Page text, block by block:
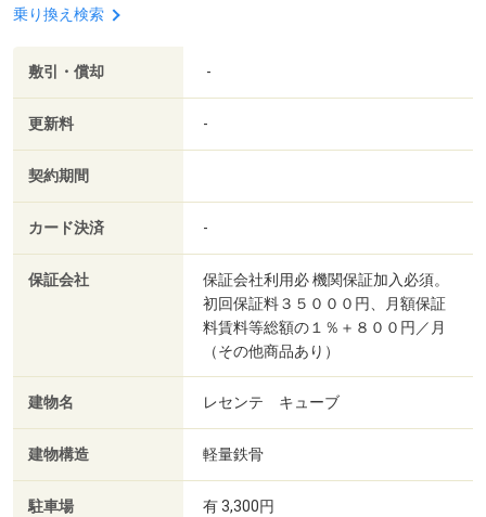
乗り換え検索
敷引・償却 -
更新料 -
契約期間
カード決済 -
保証会社
保証会社利用必 機関保証加入必須。
初回保証料３５０００円、月額保証
料賃料等総額の１％＋８００円／月
（その他商品あり）
建物名 レセンテ キューブ
建物構造 軽量鉄骨
駐車場 有 3,300円